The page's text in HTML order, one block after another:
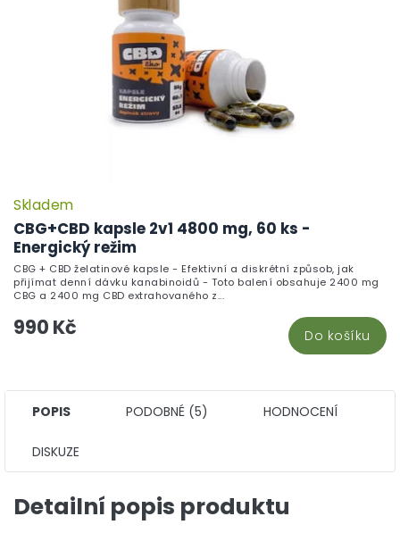
CBG+CBD kapsle 2v1 4800 mg, 60 ks -
Energický režim
Skladem
990 Kč Do košíku
CBG + CBD želatinové kapsle - Efektivní a diskrétní způsob, jak
přijímat denní dávku kanabinoidů - Toto balení obsahuje 2400 mg
CBG a 2400 mg CBD extrahovaného z...
POPIS PODOBNÉ (5) HODNOCENÍ
DISKUZE
Detailní popis produktu